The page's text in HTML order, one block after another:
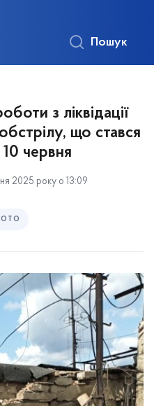
Пошук
з ліквідації
що стався
червня
2025 року о 13:09